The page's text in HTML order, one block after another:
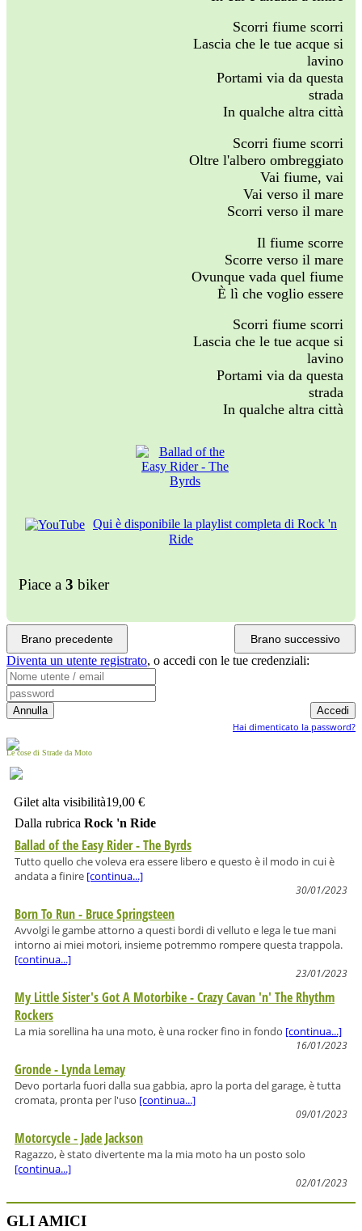
Scorri fiume scorri
Lascia che le tue acque si
lavino
Portami via da questa
strada
In qualche altra città
Scorri fiume scorri
Oltre l'albero ombreggiato
Vai fiume, vai
Vai verso il mare
Scorri verso il mare
Il fiume scorre
Scorre verso il mare
Ovunque vada quel fiume
È lì che voglio essere
Scorri fiume scorri
Lascia che le tue acque si
lavino
Portami via da questa
strada
In qualche altra città
Qui è disponibile la playlist completa di Rock 'n
Ride
Piace a 3 biker
Brano precedente Brano successivo
Diventa un utente registrato, o accedi con le tue credenziali:
Hai dimenticato la password?
Le cose di Strade da Moto
Gilet alta visibilità19,00 €
Dalla rubrica Rock 'n Ride
Ballad of the Easy Rider - The Byrds
Tutto quello che voleva era essere libero e questo è il modo in cui è
andata a finire [continua...]
30/01/2023
Born To Run - Bruce Springsteen
Avvolgi le gambe attorno a questi bordi di velluto e lega le tue mani
intorno ai miei motori, insieme potremmo rompere questa trappola.
[continua...]
23/01/2023
My Little Sister's Got A Motorbike - Crazy Cavan 'n' The Rhythm
Rockers
La mia sorellina ha una moto, è una rocker fino in fondo [continua...]
16/01/2023
Gronde - Lynda Lemay
Devo portarla fuori dalla sua gabbia, apro la porta del garage, è tutta
cromata, pronta per l'uso [continua...]
09/01/2023
Motorcycle - Jade Jackson
Ragazzo, è stato divertente ma la mia moto ha un posto solo
[continua...]
02/01/2023
GLI AMICI